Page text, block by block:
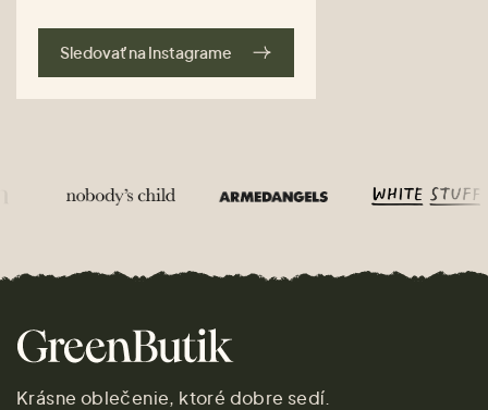
Sledovať na Instagrame
Krásne oblečenie, ktoré dobre sedí.